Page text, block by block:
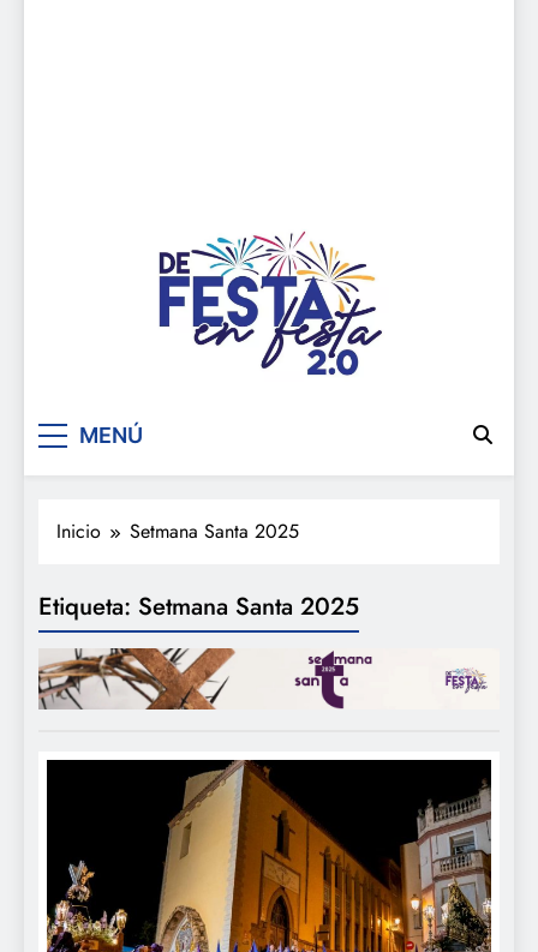
De festa en festa 2.0
MENÚ
Inicio Setmana Santa 2025
Etiqueta: Setmana Santa 2025